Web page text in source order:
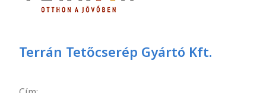
Terrán Tetőcserép Gyártó Kft.